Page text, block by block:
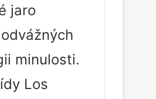
jaro
minulosti.
Los